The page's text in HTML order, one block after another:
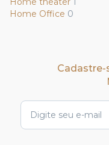
Home Office 0
Cadastre-